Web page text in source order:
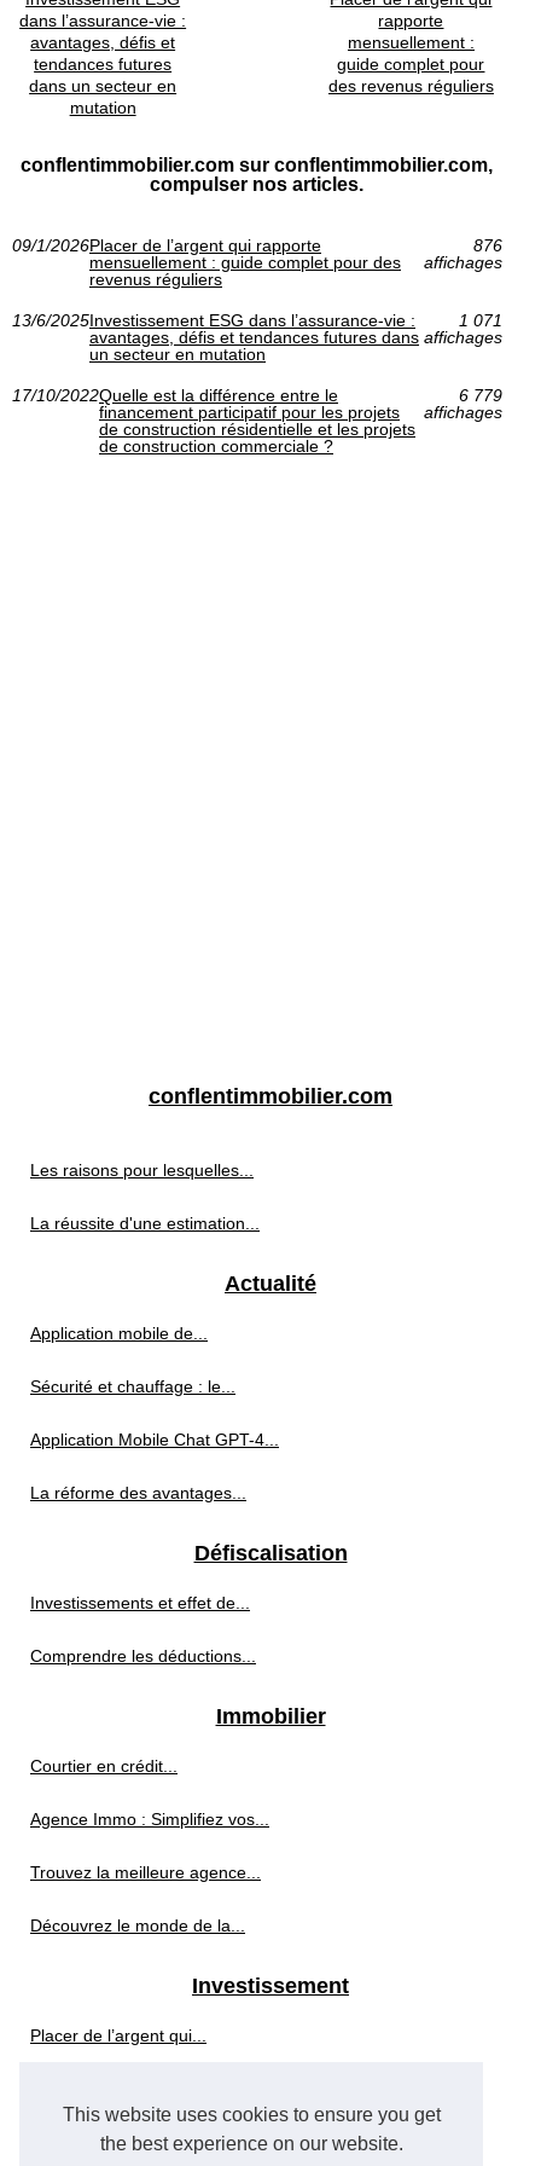
This website uses cookies to ensure you get
the best experience on our website.
dans l’assurance-vie :
avantages, défis et
tendances futures
dans un secteur en
mutation
rapporte
mensuellement :
guide complet pour
des revenus réguliers
conflentimmobilier.com sur conflentimmobilier.com,
compulser nos articles.
09/1/2026Placer de l’argent qui rapporte
mensuellement : guide complet pour des
revenus réguliers
876
affichages
13/6/2025Investissement ESG dans l’assurance-vie :
avantages, défis et tendances futures dans
un secteur en mutation
1 071
affichages
17/10/2022Quelle est la différence entre le
financement participatif pour les projets
de construction résidentielle et les projets
de construction commerciale ?
6 779
affichages
conflentimmobilier.com
Les raisons pour lesquelles...
La réussite d'une estimation...
Actualité
Application mobile de...
Sécurité et chauffage : le...
Application Mobile Chat GPT-4...
La réforme des avantages...
Défiscalisation
Investissements et effet de...
Comprendre les déductions...
Immobilier
Courtier en crédit...
Agence Immo : Simplifiez vos...
Trouvez la meilleure agence...
Découvrez le monde de la...
Investissement
Placer de l’argent qui...
Investissement ESG dans...